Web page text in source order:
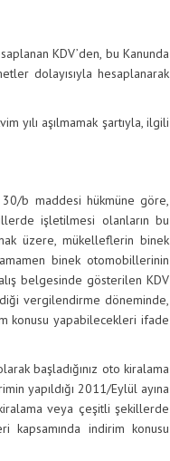
KDV’den, bu Kanunda
dolayısıyla hesaplanarak
aşılmamak şartıyla, ilgili
b maddesi hükmüne göre,
işletilmesi olanların bu
üzere, mükelleflerin binek
binek otomobillerinin
belgesinde gösterilen KDV
vergilendirme döneminde,
konusu yapabilecekleri ifade
başladığınız oto kiralama
yapıldığı 2011/Eylül ayına
veya çeşitli şekillerde
kapsamında indirim konusu